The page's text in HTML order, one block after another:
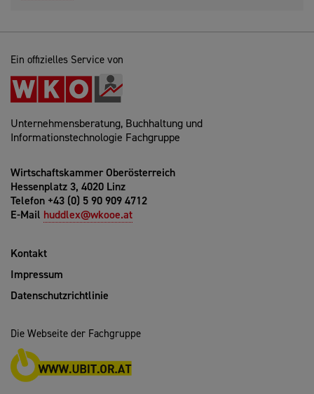
Ein offizielles Service von
Unternehmensberatung, Buchhaltung und
Informationstechnologie Fachgruppe
Wirtschaftskammer Oberösterreich
Hessenplatz 3, 4020 Linz
Telefon +43 (0) 5 90 909 4712
E-Mail huddlex@wkooe.at
Kontakt
Impressum
Datenschutzrichtlinie
Die Webseite der Fachgruppe